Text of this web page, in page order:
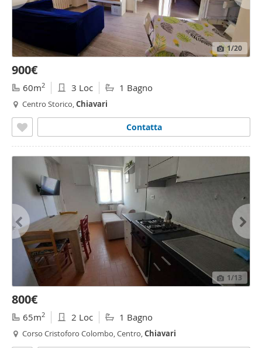
1/20
900€
60m2 3 Loc 1 Bagno
Centro Storico,Chiavari
Contatta
1/13
800€
65m2 2 Loc 1 Bagno
Corso Cristoforo Colombo, Centro,Chiavari